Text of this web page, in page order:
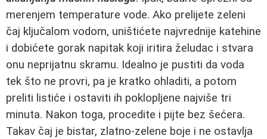
merenjem temperature vode. Ako prelijete zeleni
čaj ključalom vodom, uništićete najvrednije katehine
i dobićete gorak napitak koji iritira želudac i stvara
onu neprijatnu skramu. Idealno je pustiti da voda
tek što ne provri, pa je kratko ohladiti, a potom
preliti listiće i ostaviti ih poklopljene najviše tri
minuta. Nakon toga, procedite i pijte bez šećera.
Takav čaj je bistar, zlatno-zelene boje i ne ostavlja